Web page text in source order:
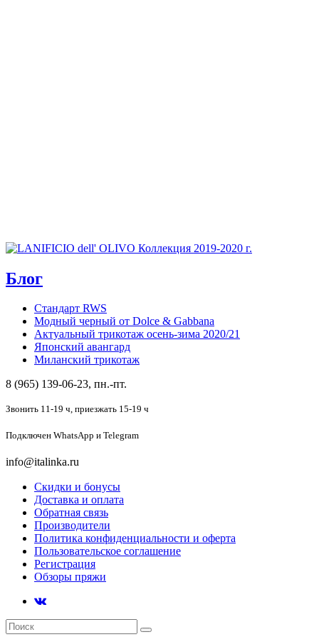
Блог
Стандарт RWS
Модный черный от Dolce & Gabbana
Актуальный трикотаж осень-зима 2020/21
Японский авангард
Миланский трикотаж
8 (965) 139-06-23, пн.-пт.
Звонить 11-19 ч, приезжать 15-19 ч
Подключен WhatsApp и Telegram
info@italinka.ru
Скидки и бонусы
Доставка и оплата
Обратная связь
Производители
Политика конфиденциальности и оферта
Пользовательское соглашение
Регистрация
Обзоры пряжи